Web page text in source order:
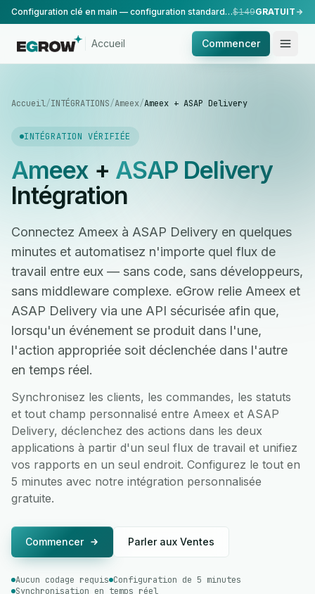
Configuration clé en main — configuration standard, réalisée par notre équipe.$149GRATUIT
Accueil Commencer
Accueil/INTÉGRATIONS/Ameex/Ameex + ASAP Delivery
INTÉGRATION VÉRIFIÉE
Ameex+ ASAP Delivery
Intégration
Connectez Ameex à ASAP Delivery en quelques
minutes et automatisez n'importe quel flux de
travail entre eux — sans code, sans développeurs,
sans middleware complexe. eGrow relie Ameex et
ASAP Delivery via une API sécurisée afin que,
lorsqu'un événement se produit dans l'une,
l'action appropriée soit déclenchée dans l'autre
en temps réel.
Synchronisez les clients, les commandes, les statuts
et tout champ personnalisé entre Ameex et ASAP
Delivery, déclenchez des actions dans les deux
applications à partir d'un seul flux de travail et unifiez
vos rapports en un seul endroit. Configurez le tout en
5 minutes avec notre intégration personnalisée
gratuite.
Commencer Parler aux Ventes
Aucun codage requis Configuration de 5 minutes
Synchronisation en temps réel